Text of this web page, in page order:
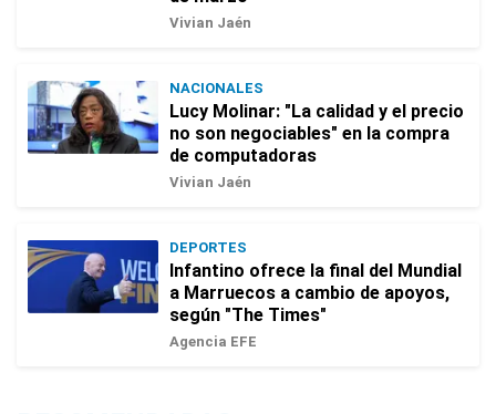
Vivian Jaén
NACIONALES
Lucy Molinar: "La calidad y el precio
no son negociables" en la compra
de computadoras
Vivian Jaén
DEPORTES
Infantino ofrece la final del Mundial
a Marruecos a cambio de apoyos,
según "The Times"
Agencia EFE